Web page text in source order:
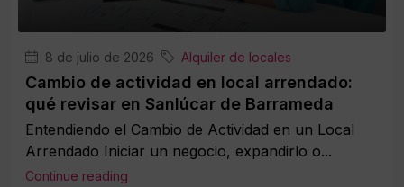
8 de julio de 2026 Alquiler de locales
Cambio de actividad en local arrendado:
qué revisar en Sanlúcar de Barrameda
Entendiendo el Cambio de Actividad en un Local
Arrendado Iniciar un negocio, expandirlo o...
Continue reading